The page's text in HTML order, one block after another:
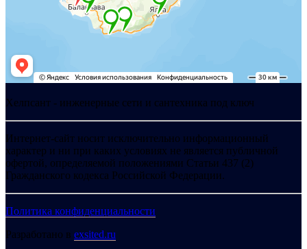
Хелпсант - инженерные сети и сантехника под ключ
Интернет-сайт носит исключительно информационный
характер и ни при каких условиях не является публичной
офертой, определяемой положениями Статьи 437 (2)
Гражданского кодекса Российской Федерации.
Политика конфиденциальности
Разработано в exsited.ru